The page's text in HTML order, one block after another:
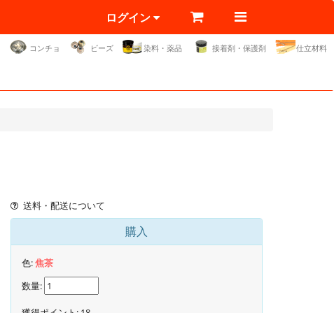
ログイン
コンチョ ビーズ 染料・薬品 接着剤・保護剤 仕立材料
送料・配送について
購入
色:焦茶
数量: